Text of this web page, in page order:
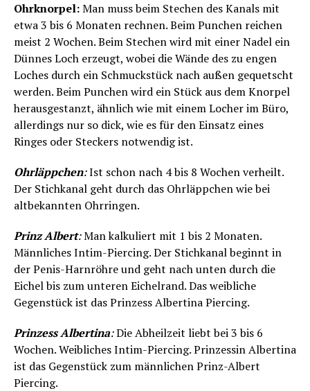
Ohrknorpel:Man muss beim Stechen des Kanals mit
etwa 3 bis 6 Monaten rechnen. Beim Punchen reichen
meist 2 Wochen. Beim Stechen wird mit einer Nadel ein
Dünnes Loch erzeugt, wobei die Wände des zu engen
Loches durch ein Schmuckstück nach außen gequetscht
werden. Beim Punchen wird ein Stück aus dem Knorpel
herausgestanzt, ähnlich wie mit einem Locher im Büro,
allerdings nur so dick, wie es für den Einsatz eines
Ringes oder Steckers notwendig ist.
Ohrläppchen:Ist schon nach 4 bis 8 Wochen verheilt.
Der Stichkanal geht durch das Ohrläppchen wie bei
altbekannten Ohrringen.
Prinz Albert:Man kalkuliert mit 1 bis 2 Monaten.
Männliches Intim-Piercing. Der Stichkanal beginnt in
der Penis-Harnröhre und geht nach unten durch die
Eichel bis zum unteren Eichelrand. Das weibliche
Gegenstück ist das Prinzess Albertina Piercing.
Prinzess Albertina:Die Abheilzeit liebt bei 3 bis 6
Wochen. Weibliches Intim-Piercing. Prinzessin Albertina
ist das Gegenstück zum männlichen Prinz-Albert
Piercing.